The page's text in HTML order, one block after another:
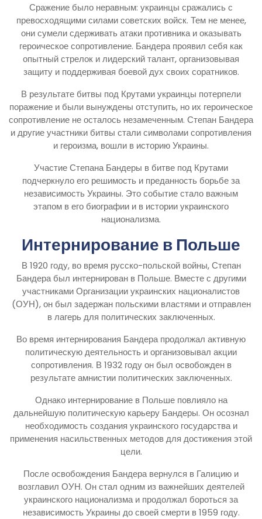
Сражение было неравным: украинцы сражались с
превосходящими силами советских войск. Тем не менее,
они сумели сдерживать атаки противника и оказывать
героическое сопротивление. Бандера проявил себя как
опытный стрелок и лидерский талант, организовывая
защиту и поддерживая боевой дух своих соратников.
В результате битвы под Крутами украинцы потерпели
поражение и были вынуждены отступить, но их героическое
сопротивление не осталось незамеченным. Степан Бандера
и другие участники битвы стали символами сопротивления
и героизма, вошли в историю Украины.
Участие Степана Бандеры в битве под Крутами
подчеркнуло его решимость и преданность борьбе за
независимость Украины. Это событие стало важным
этапом в его биографии и в истории украинского
национализма.
Интернирование в Польше
В 1920 году, во время русско-польской войны, Степан
Бандера был интернирован в Польше. Вместе с другими
участниками Организации украинских националистов
(ОУН), он был задержан польскими властями и отправлен
в лагерь для политических заключенных.
Во время интернирования Бандера продолжал активную
политическую деятельность и организовывал акции
сопротивления. В 1932 году он был освобожден в
результате амнистии политических заключенных.
Однако интернирование в Польше повлияло на
дальнейшую политическую карьеру Бандеры. Он осознал
необходимость создания украинского государства и
применения насильственных методов для достижения этой
цели.
После освобождения Бандера вернулся в Галицию и
возглавил ОУН. Он стал одним из важнейших деятелей
украинского национализма и продолжал бороться за
независимость Украины до своей смерти в 1959 году.